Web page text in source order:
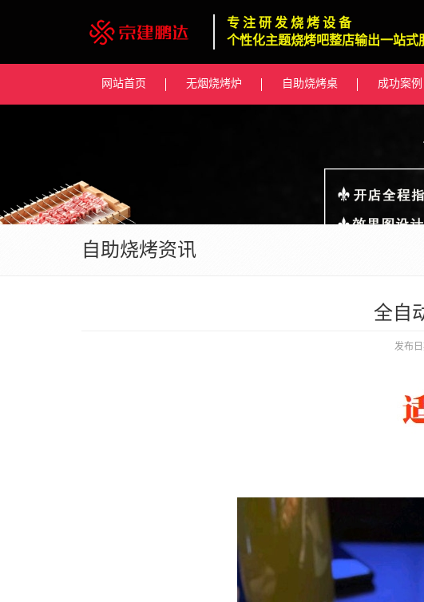
专 注 研 发 烧 烤 设 备
个性化主题烧烤吧整店输出一站式
网站首页 无烟烧烤炉 自助烧烤桌 成功案例
自助烧烤资讯
全自
发布日